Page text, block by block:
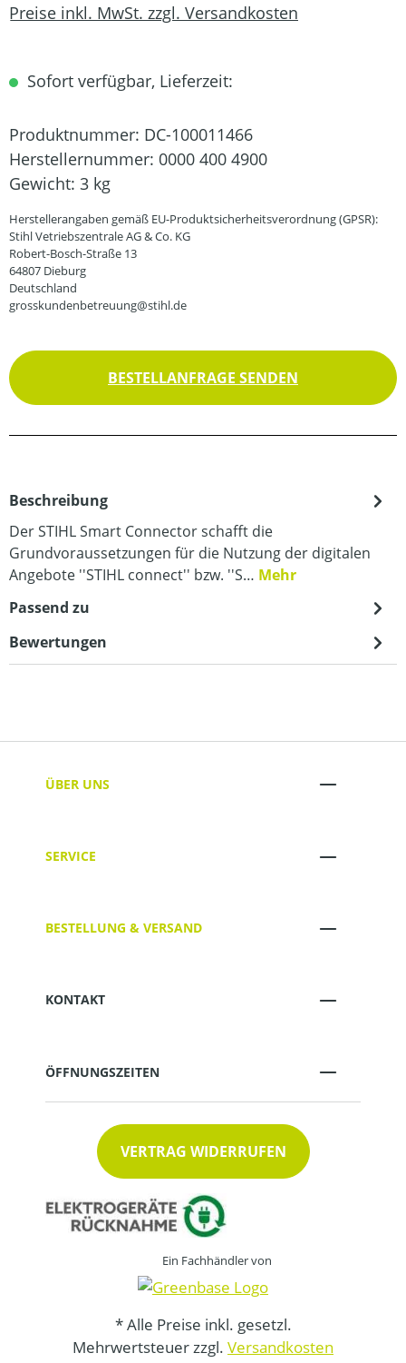
Preise inkl. MwSt. zzgl. Versandkosten
Sofort verfügbar, Lieferzeit:
Produktnummer: DC-100011466
Herstellernummer: 0000 400 4900
Gewicht: 3 kg
Herstellerangaben gemäß EU-Produktsicherheitsverordnung (GPSR):
Stihl Vetriebszentrale AG & Co. KG
Robert-Bosch-Straße 13
64807 Dieburg
Deutschland
grosskundenbetreuung@stihl.de
BESTELLANFRAGE SENDEN
Beschreibung
Der STIHL Smart Connector schafft die
Grundvoraussetzungen für die Nutzung der digitalen
Angebote ''STIHL connect'' bzw. ''S… Mehr
Passend zu
Bewertungen
ÜBER UNS
SERVICE
BESTELLUNG & VERSAND
KONTAKT
ÖFFNUNGSZEITEN
VERTRAG WIDERRUFEN
Ein Fachhändler von
* Alle Preise inkl. gesetzl.
Mehrwertsteuer zzgl. Versandkosten